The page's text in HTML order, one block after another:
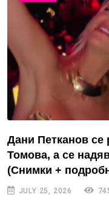
Дани Петканов се
Томова, а се
(Снимки +
JULY 25, 2026